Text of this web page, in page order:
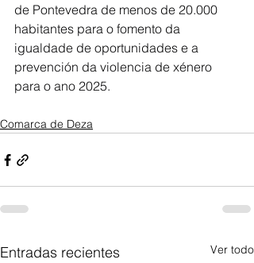
de Pontevedra de menos de 20.000
habitantes para o fomento da
igualdade de oportunidades e a
prevención da violencia de xénero
para o ano 2025.
Comarca de Deza
Entradas recientes Ver todo